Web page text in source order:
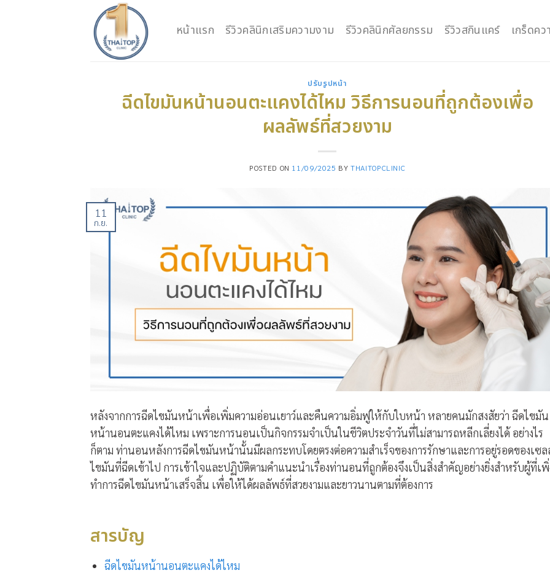
หน้าแรก รีวิวคลินิกเสริมความงาม รีวิวคลินิกศัลยกรรม รีวิวสกินแคร์ เกร็ดค
ปรับรูปหน้า
ฉีดไขมันหน้านอนตะแคงได้ไหม วิธีการนอนที่ถูกต้องเพื่อ
ผลลัพธ์ที่สวยงาม
POSTED ON 11/09/2025 BYTHAITOPCLINIC
11
ก.ย.
หลังจากการฉีดไขมันหน้าเพื่อเพิ่มความอ่อนเยาว์และคืนความอิ่มฟูให้กับใบหน้า หลายคนมักสงสัยว่า ฉีดไขมัน
หน้านอนตะแคงได้ไหม เพราะการนอนเป็นกิจกรรมจำเป็นในชีวิตประจำวันที่ไม่สามารถหลีกเลี่ยงได้ อย่างไร
ก็ตาม ท่านอนหลังการฉีดไขมันหน้านั้นมีผลกระทบโดยตรงต่อความสำเร็จของการรักษาและการอยู่รอดของเซ
ไขมันที่ฉีดเข้าไป การเข้าใจและปฏิบัติตามคำแนะนำเรื่องท่านอนที่ถูกต้องจึงเป็นสิ่งสำคัญอย่างยิ่งสำหรับผู้ที่เ
ทำการฉีดไขมันหน้าเสร็จสิ้น เพื่อให้ได้ผลลัพธ์ที่สวยงามและยาวนานตามที่ต้องการ
สารบัญ
ฉีดไขมันหน้านอนตะแคงได้ไหม